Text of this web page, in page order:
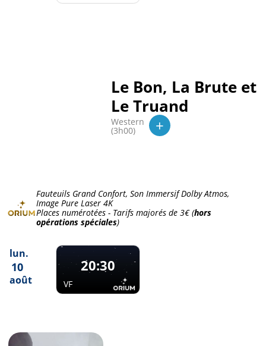
Le Bon, La Brute et
Le Truand
Western
(3h00) +
Fauteuils Grand Confort, Son Immersif Dolby Atmos,
Image Pure Laser 4K
Places numérotées - Tarifs majorés de 3€(hors
opérations spéciales)
lun.
10
août
20:30
VF